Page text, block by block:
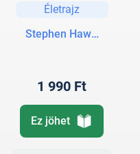
Életrajz
Stephen Hawking
1 990 Ft
Ez jöhet